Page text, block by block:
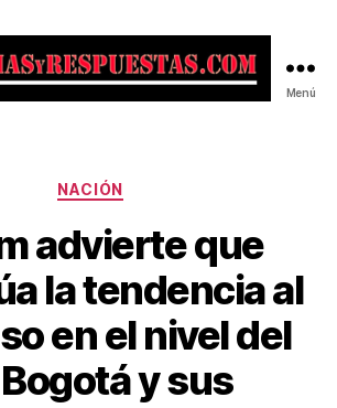
Menú
Categorías
NACIÓN
advierte que
la tendencia al
en el nivel del
y sus